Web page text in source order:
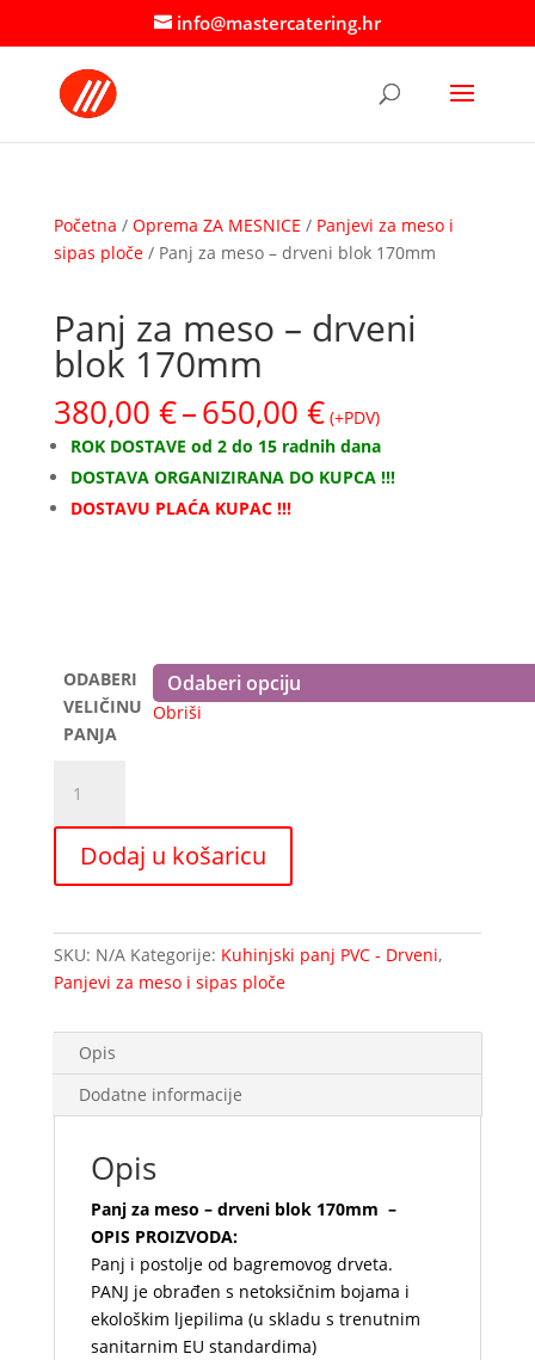
info@mastercatering.hr
Početna / Oprema ZA MESNICE / Panjevi za meso i
sipas ploče/ Panj za meso – drveni blok 170mm
Panj za meso – drveni
blok 170mm
380,00 €–650,00 €Raspon
cijena:
od
380,00 €
(+PDV)
ROK DOSTAVE od 2 do 15 radnih dana
DOSTAVA ORGANIZIRANA DO KUPCA !!!
DOSTAVU PLAĆA KUPAC !!!
ODABERI
VELIČINU
PANJA
Obriši
meso
drveni
170mm
količina
Dodaj u košaricu
SKU: N/A Kategorije: Kuhinjski panj PVC - Drveni,
Panjevi za meso i sipas ploče
Opis
Dodatne informacije
Opis
Panj za meso – drveni blok 170mm –
OPIS PROIZVODA:
Panj i postolje od bagremovog drveta.
PANJ je obrađen s netoksičnim bojama i
ekološkim ljepilima (u skladu s trenutnim
sanitarnim EU standardima)